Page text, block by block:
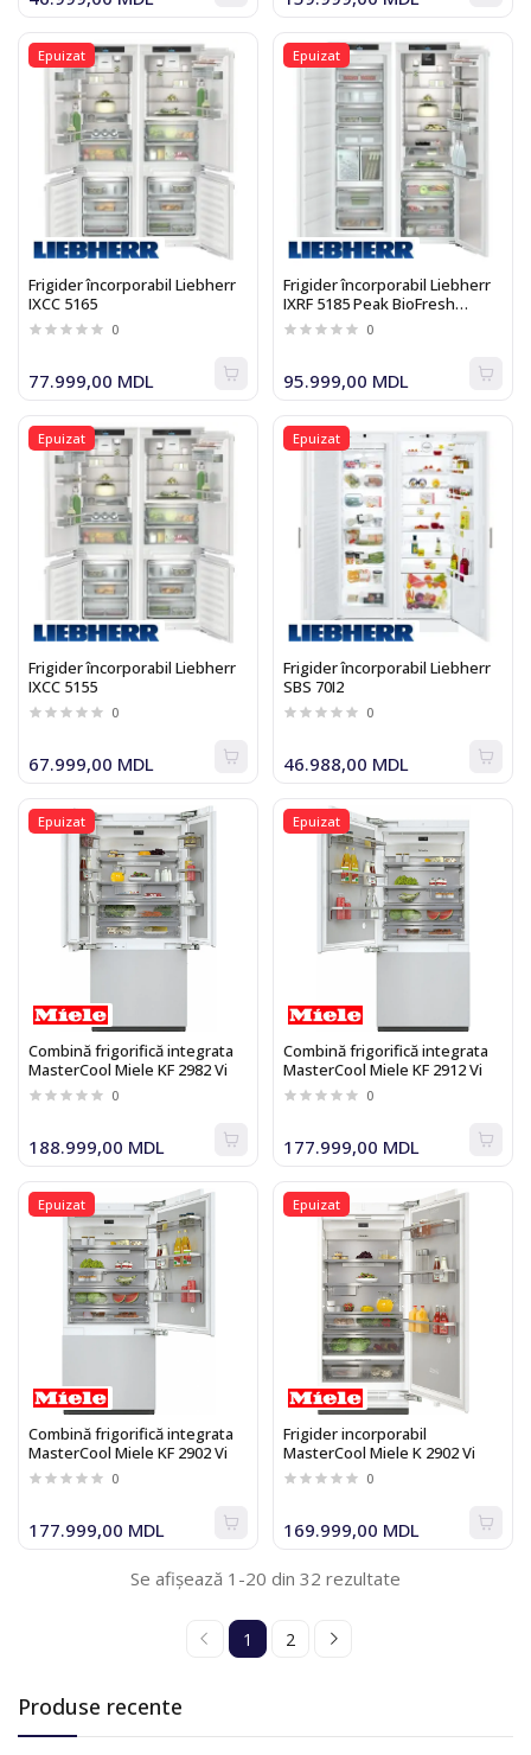
Produse recente
Epuizat
Frigider încorporabil Liebherr
IXCC 5165
0
77.999,00 MDL
Epuizat
Frigider încorporabil Liebherr
IXRF 5185 Peak BioFresh
NoFrost
0
95.999,00 MDL
Epuizat
Frigider încorporabil Liebherr
IXCC 5155
0
67.999,00 MDL
Epuizat
Frigider încorporabil Liebherr
SBS 70I2
0
46.988,00 MDL
Epuizat
Combină frigorifică integrata
MasterCool Miele KF 2982 Vi
0
188.999,00 MDL
Epuizat
Combină frigorifică integrata
MasterCool Miele KF 2912 Vi
0
177.999,00 MDL
Epuizat
Combină frigorifică integrata
MasterCool Miele KF 2902 Vi
0
177.999,00 MDL
Epuizat
Frigider incorporabil
MasterCool Miele K 2902 Vi
0
169.999,00 MDL
Se afișează 1-20 din 32 rezultate
1 2